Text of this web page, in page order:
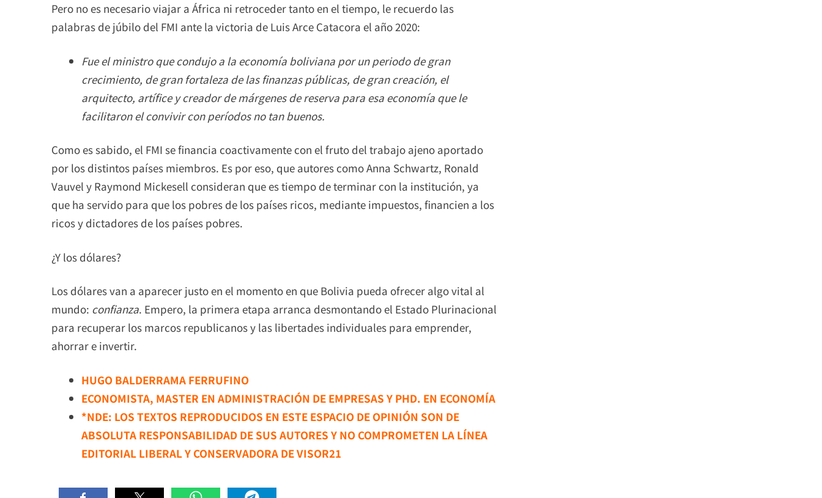
Pero no es necesario viajar a África ni retroceder tanto en el tiempo, le recuerdo las
palabras de júbilo del FMI ante la victoria de Luis Arce Catacora el año 2020:
Fue el ministro que condujo a la economía boliviana por un periodo de gran
crecimiento, de gran fortaleza de las finanzas públicas, de gran creación, el
arquitecto, artífice y creador de márgenes de reserva para esa economía que le
facilitaron el convivir con períodos no tan buenos.
Como es sabido, el FMI se financia coactivamente con el fruto del trabajo ajeno aportado
por los distintos países miembros. Es por eso, que autores como Anna Schwartz, Ronald
Vauvel y Raymond Mickesell consideran que es tiempo de terminar con la institución, ya
que ha servido para que los pobres de los países ricos, mediante impuestos, financien a los
ricos y dictadores de los países pobres.
¿Y los dólares?
Los dólares van a aparecer justo en el momento en que Bolivia pueda ofrecer algo vital al
mundo: confianza. Empero, la primera etapa arranca desmontando el Estado Plurinacional
para recuperar los marcos republicanos y las libertades individuales para emprender,
ahorrar e invertir.
HUGO BALDERRAMA FERRUFINO
ECONOMISTA, MASTER EN ADMINISTRACIÓN DE EMPRESAS Y PHD. EN ECONOMÍA
*NDE: LOS TEXTOS REPRODUCIDOS EN ESTE ESPACIO DE OPINIÓN SON DE
ABSOLUTA RESPONSABILIDAD DE SUS AUTORES Y NO COMPROMETEN LA LÍNEA
EDITORIAL LIBERAL Y CONSERVADORA DE VISOR21